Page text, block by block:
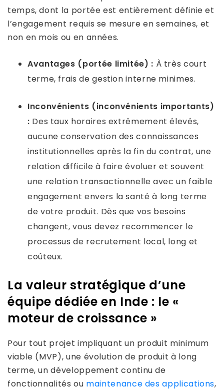
temps, dont la portée est entièrement définie et
l’engagement requis se mesure en semaines, et
non en mois ou en années.
Avantages (portée limitée) : À très court
terme, frais de gestion interne minimes.
Inconvénients (inconvénients importants)
: Des taux horaires extrêmement élevés,
aucune conservation des connaissances
institutionnelles après la fin du contrat, une
relation difficile à faire évoluer et souvent
une relation transactionnelle avec un faible
engagement envers la santé à long terme
de votre produit. Dès que vos besoins
changent, vous devez recommencer le
processus de recrutement local, long et
coûteux.
La valeur stratégique d’une
équipe dédiée en Inde : le «
moteur de croissance »
Pour tout projet impliquant un produit minimum
viable (MVP), une évolution de produit à long
terme, un développement continu de
fonctionnalités ou maintenance des applications,